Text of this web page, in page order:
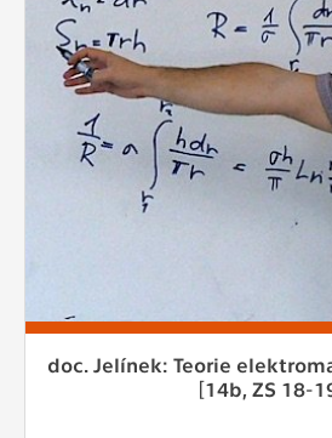
těmto účelům využíváme.
MARKETINGOVÉ
Využívané za účelem zobrazení
správných nabídek a cílení
Vašich preferencí. Zpravidla jde
cookies systémů třetích stran,
Cookies, které aplikace
Naším cílem je, aby tato
doc. Jelínek: Teorie
[14b, ZS 18-